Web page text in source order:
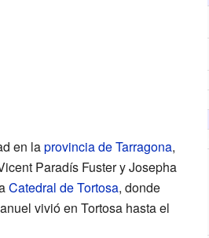
en laprovincia de Tarragona,
Paradís Fuster y Josepha
Catedral de Tortosa, donde
vivió en Tortosa hasta el